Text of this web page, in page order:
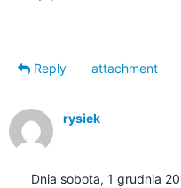
Reply
attachment
rysiek
Dnia sobota, 1 grudnia